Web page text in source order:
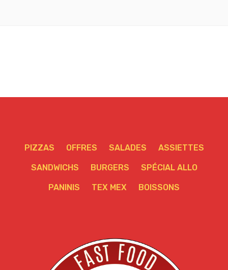
PIZZAS OFFRES SALADES ASSIETTES
SANDWICHS BURGERS SPÉCIAL ALLO
PANINIS TEX MEX BOISSONS